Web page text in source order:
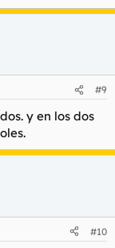
#9
y en los dos
#10